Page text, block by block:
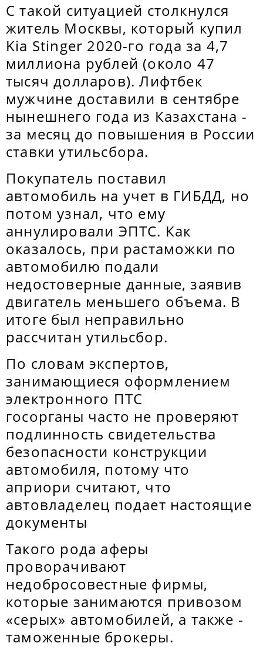
С такой ситуацией столкнулся
житель Москвы, который купил
Kia Stinger 2020-го года за 4,7
миллиона рублей (около 47
тысяч долларов). Лифтбек
мужчине доставили в сентябре
нынешнего года из Казахстана -
за месяц до повышения в России
ставки утильсбора.
Покупатель поставил
автомобиль на учет в ГИБДД, но
потом узнал, что ему
аннулировали ЭПТС. Как
оказалось, при растаможки по
автомобилю подали
недостоверные данные, заявив
двигатель меньшего объема. В
итоге был неправильно
рассчитан утильсбор.
По словам экспертов,
занимающиеся оформлением
электронного ПТС
госорганы часто не проверяют
подлинность свидетельства
безопасности конструкции
автомобиля, потому что
априори считают, что
автовладелец подает настоящие
документы
Такого рода аферы
проворачивают
недобросовестные фирмы,
которые занимаются привозом
«серых» автомобилей, а также -
таможенные брокеры.